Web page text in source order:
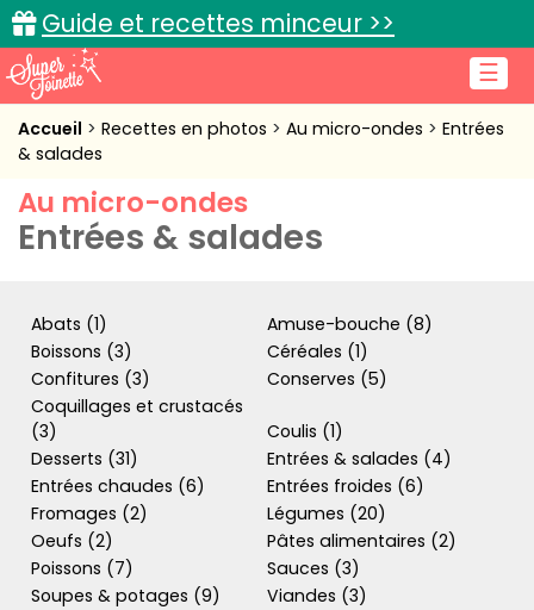
☰
Guide et recettes minceur >>
Accueil
Cuisine pratique
Connexion
Accueil Recettes en photos Au micro-ondes
Entrées
& salades
Au micro-ondes
Entrées & salades
Abats (1)
Amuse-bouche (8)
Boissons (3)
Céréales (1)
Confitures (3)
Conserves (5)
Coquillages et crustacés
(3)
Coulis (1)
Desserts (31)
Entrées & salades (4)
Entrées chaudes (6)
Entrées froides (6)
Fromages (2)
Légumes (20)
Oeufs (2)
Pâtes alimentaires (2)
Poissons (7)
Sauces (3)
Soupes & potages (9)
Viandes (3)